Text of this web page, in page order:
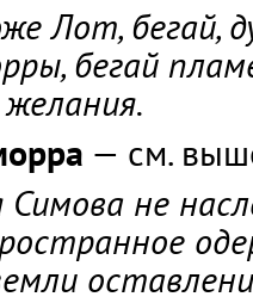
Лот, бегай,
бегай
желания.
— см.
Симова не